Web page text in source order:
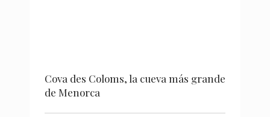
Cova des Coloms, la cueva más grande
de Menorca